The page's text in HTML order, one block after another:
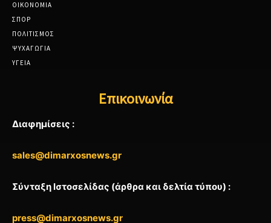
ΟΙΚΟΝΟΜΙΑ
ΣΠΟΡ
ΠΟΛΙΤΙΣΜΟΣ
ΨΥΧΑΓΩΓΙΑ
ΥΓΕΙΑ
Επικοινωνία
Διαφημίσεις :
sales@dimarxosnews.gr
Σύνταξη Ιστοσελίδας (άρθρα και δελτία τύπου) :
press@dimarxosnews.gr